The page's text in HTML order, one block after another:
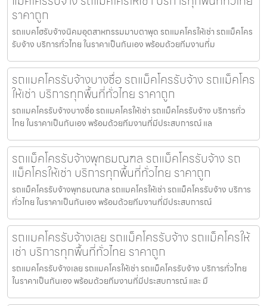
ราคาถูก
รถแบคโฮรับจ้างนิคมอุตสาหกรรมมาบตาพุด รถแมคโครให้เช่า รถแม็คโคร
รับจ้าง บริการทั่วไทย ในราคาเป็นกันเอง พร้อมด้วยทีมงานที่ม
รถแมคโครรับจ้างบางซื่อ รถแม็คโครรับจ้าง รถแม็คโคร
ให้เช่า บริการทุกพื้นที่ทั่วไทย ราคาถูก
รถแมคโครรับจ้างบางซื่อ รถแมคโครให้เช่า รถแม็คโครรับจ้าง บริการทั่ว
ไทย ในราคาเป็นกันเอง พร้อมด้วยทีมงานที่มีประสบการณ์ แล
รถแม็คโครรับจ้างพุทธมณฑล รถแม็คโครรับจ้าง รถ
แม็คโครให้เช่า บริการทุกพื้นที่ทั่วไทย ราคาถูก
รถแม็คโครรับจ้างพุทธมณฑล รถแมคโครให้เช่า รถแม็คโครรับจ้าง บริการ
ทั่วไทย ในราคาเป็นกันเอง พร้อมด้วยทีมงานที่มีประสบการณ์
รถแมคโครรับจ้างเลย รถแม็คโครรับจ้าง รถแม็คโครให้
เช่า บริการทุกพื้นที่ทั่วไทย ราคาถูก
รถแมคโครรับจ้างเลย รถแมคโครให้เช่า รถแม็คโครรับจ้าง บริการทั่วไทย
ในราคาเป็นกันเอง พร้อมด้วยทีมงานที่มีประสบการณ์ และ มื